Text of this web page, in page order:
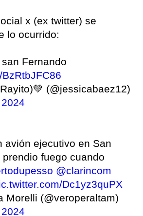
x (ex twitter) se
lo ocurrido:
Fernando
(@jessicabaez12)
avión ejecutivo en San
fuego cuando
@clarincom
Dc1yz3quPX
Morelli (@veroperaltam)